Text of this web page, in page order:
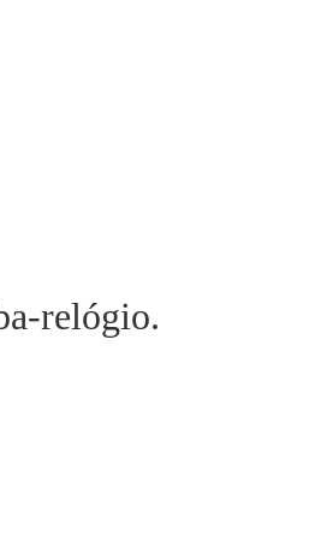
relógio.